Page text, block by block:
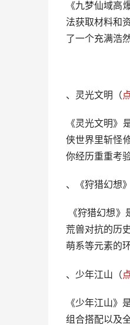
《九梦仙域高
法获取材料和
了一个充满浩
、灵光文明 （
《灵光文明》
侠世界里斩怪
你经历重重考
、《狩猎幻想》
《狩猎幻想
荒兽对抗的历
萌系等元素的
、少年江山 （
《少年江山》
组合搭配以及